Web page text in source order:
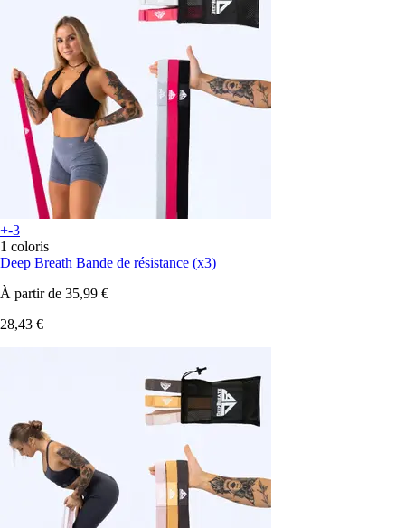
+-3
1 coloris
Deep Breath Bande de résistance (x3)
À partir de 35,99 €
28,43 €